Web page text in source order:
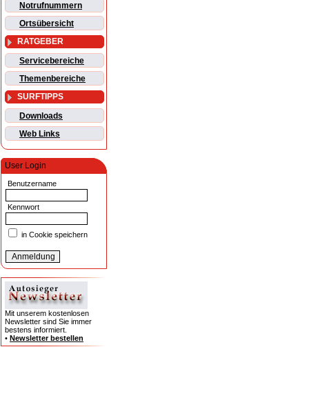
Notrufnummern
Ortsübersicht
RATGEBER
Servicebereiche
Themenbereiche
SURFTIPPS
Downloads
Web Links
User Login
Benutzername
Kennwort
in Cookie speichern
Mit unserem kostenlosen
Newsletter sind Sie immer
bestens informiert.
• Newsletter bestellen